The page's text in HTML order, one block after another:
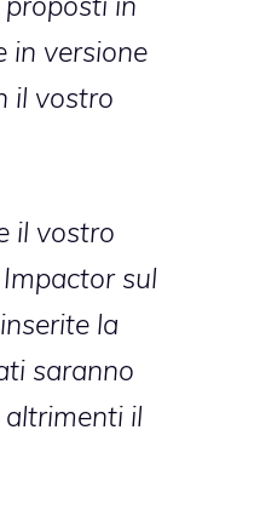
in versione
il vostro
il vostro
sul
la
saranno
altrimenti il